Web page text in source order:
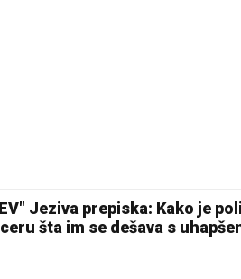
Jeziva prepiska: Kako je
šta im se dešava s